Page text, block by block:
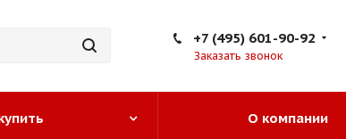
+7 (495) 601-90-92
Заказать звонок
О компании